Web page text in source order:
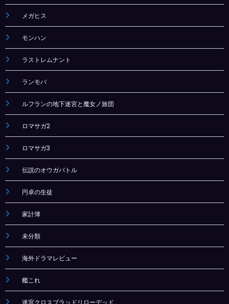
メガヒス
モンハン
ラストレムナント
ランモバ
ルフランの地下迷宮と魔女ノ旅団
ロマサガ2
ロマサガ3
伝説のオウガバトル
円卓の生徒
家計簿
未分類
海外ドラマレビュー
艦これ
迷宮クロスブラッドリローデッド